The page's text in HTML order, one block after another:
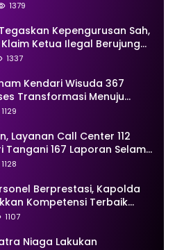
Ditangani Secara
1379
Kepengurusan Sah,
Ketua Ilegal Berujung
1337
Kendari Wisuda 367
Transformasi Menuju
Diterima
1129
Layanan Call Center 112
Tangani 167 Laporan Selama
1128
Berprestasi, Kapolda
Kompetensi Terbaik
1107
Niaga Lakukan